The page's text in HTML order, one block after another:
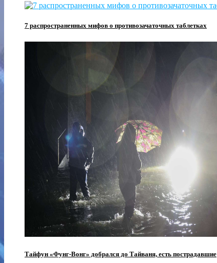
7 распространенных мифов о противозачаточных таблетках
Тайфун «Фунг-Вонг» добрался до Тайваня, есть пострадавшие